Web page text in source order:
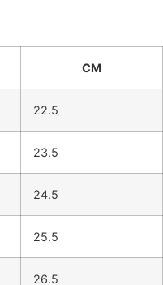
CM
22.5
23.5
24.5
25.5
26.5